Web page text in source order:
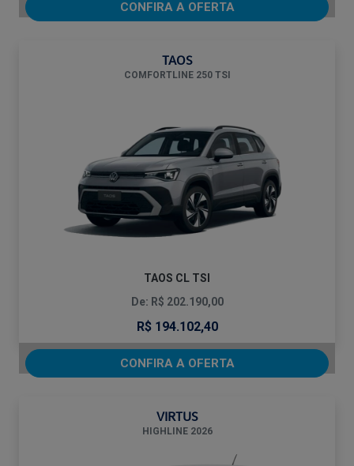
CONFIRA A OFERTA
TAOS
COMFORTLINE 250 TSI
TAOS CL TSI
De: R$ 202.190,00
R$ 194.102,40
CONFIRA A OFERTA
VIRTUS
HIGHLINE 2026